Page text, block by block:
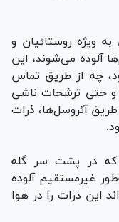
به ویژه روستائیان و
آلوده می‌شوند، این
چه از طریق تماس
و حتی ترشحات ناشی
آئروسل‌ها، ذرات
که در پشت سر گله
غیرمستقیم آلوده
این ذرات را در هوا